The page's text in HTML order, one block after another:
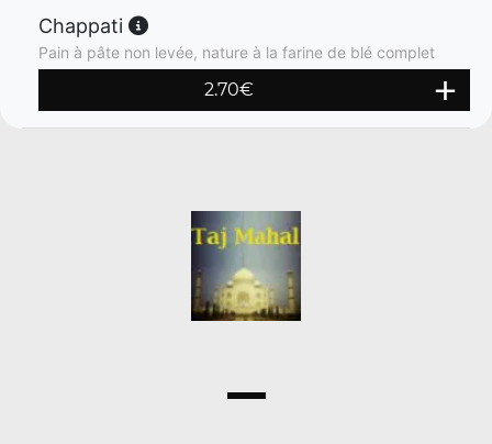
Chappati
Pain à pâte non levée, nature à la farine de blé complet
2.70€